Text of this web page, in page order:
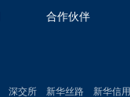
合作伙伴
深交所 新华丝路 新华信用